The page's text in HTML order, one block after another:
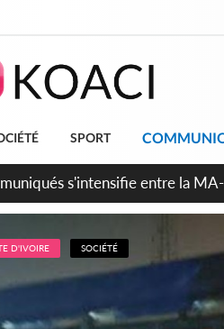
SPORT
pour un environnement
D'IVOIRE SOCIÉTÉ